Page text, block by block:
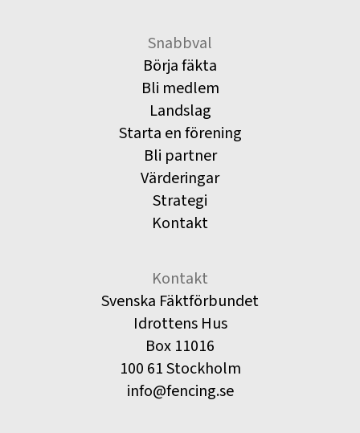
Snabbval
Börja fäkta
Bli medlem
Landslag
Starta en förening
Bli partner
Värderingar
Strategi
Kontakt
Kontakt
Svenska Fäktförbundet
Idrottens Hus
Box 11016
100 61 Stockholm
info@fencing.se